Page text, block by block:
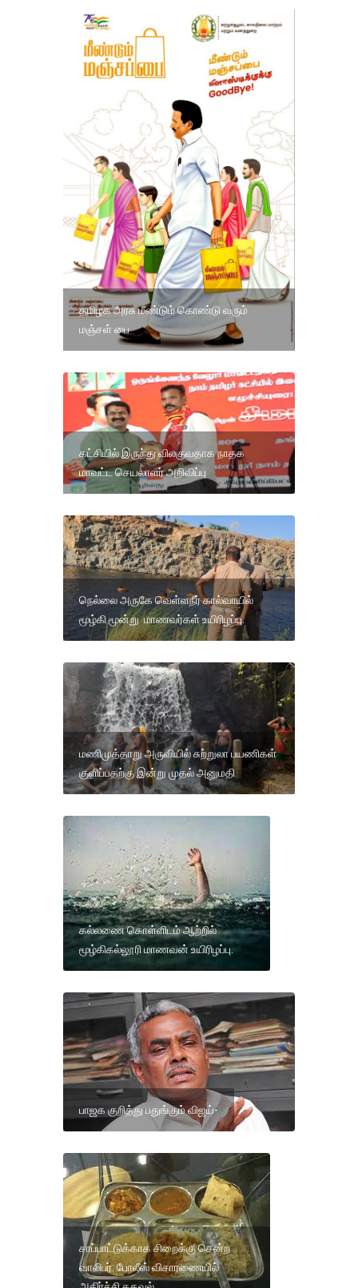
தமிழக அரசு மீண்டும் கொண்டு வரும்
மஞ்சள் பை
கட்சியில் இருந்து விலகுவதாக நாதக
மாவட்ட செயலாளர் அறிவிப்பு
நெல்லை அருகே வெள்ளநீர் கால்வாயில்
மூழ்கி மூன்று மாணவர்கள் உயிரிழப்பு.
மணிமுத்தாறு அருவியில் சுற்றுலா பயணிகள்
குளிப்பதற்கு இன்று முதல் அனுமதி
கல்லணை கொள்ளிடம் ஆற்றில்
மூழ்கிகல்லூரி மாணவன் உயிரிழப்பு.
பாஜக குறித்து பதுங்கும் விஜய்-
சாப்பாட்டுக்காக சிறைக்கு சென்ற
வாலிபர்: போலீஸ் விசாரணையில்